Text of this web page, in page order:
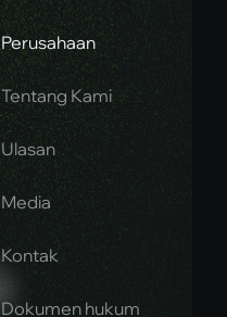
Perusahaan
Tentang Kami
Ulasan
Media
Kontak
Dokumen hukum